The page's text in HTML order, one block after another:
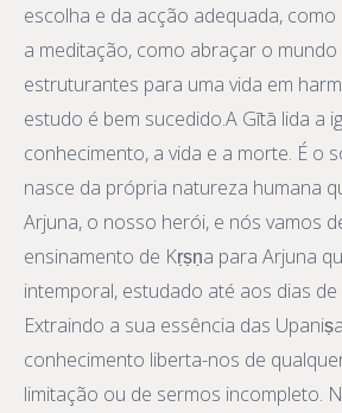
escolha e da acção adequada,
a meditação, como abraçar o
estruturantes para uma vida em
estudo é bem sucedido.A Gītā lida a
conhecimento, a vida e a morte. É o
nasce da própria natureza humana
Arjuna, o nosso herói, e nós vamos
ensinamento de Kṛṣṇa para Arjuna
intemporal, estudado até aos dias de
Extraindo a sua essência das
conhecimento liberta-nos de
limitação ou de sermos incompleto.